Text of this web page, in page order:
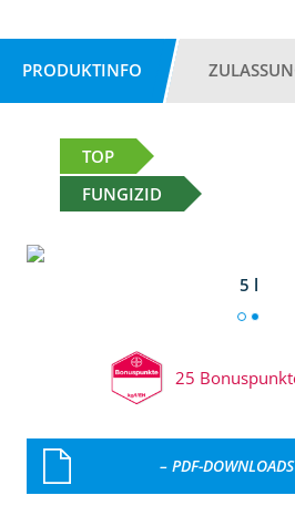
PRODUKTINFO
TOP
FUNGIZID
5 l
25
– PDF-